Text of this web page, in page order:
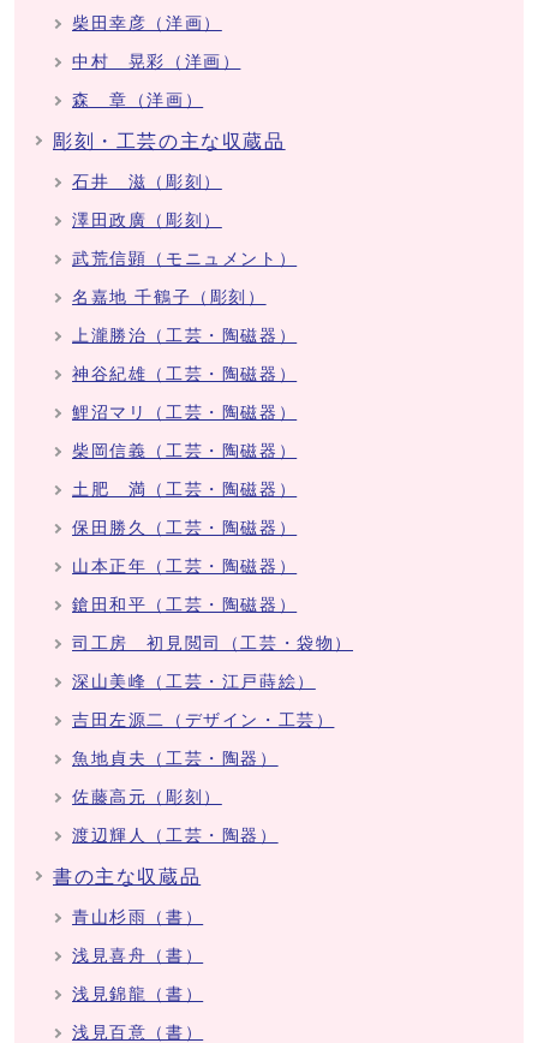
柴田幸彦（洋画）
中村 晃彩（洋画）
森 章（洋画）
彫刻・工芸の主な収蔵品
石井 滋（彫刻）
澤田政廣（彫刻）
武荒信顕（モニュメント）
名嘉地 千鶴子（彫刻）
上瀧勝治（工芸・陶磁器）
神谷紀雄（工芸・陶磁器）
鯉沼マリ（工芸・陶磁器）
柴岡信義（工芸・陶磁器）
土肥 満（工芸・陶磁器）
保田勝久（工芸・陶磁器）
山本正年（工芸・陶磁器）
鎗田和平（工芸・陶磁器）
司工房 初見閲司（工芸・袋物）
深山美峰（工芸・江戸蒔絵）
吉田左源二（デザイン・工芸）
魚地貞夫（工芸・陶器）
佐藤高元（彫刻）
渡辺輝人（工芸・陶器）
書の主な収蔵品
青山杉雨（書）
浅見喜舟（書）
浅見錦龍（書）
浅見百意（書）